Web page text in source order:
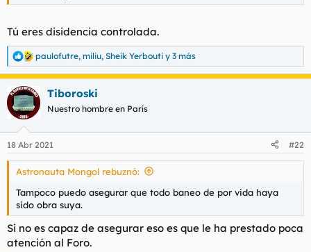
Tú eres disidencia controlada.
R
e
a
c
c
i
e
s
paulofutre, miliu, Sheik Yerbouti y 3 más
Tiboroski
Nuestro hombre en París
18 Abr 2021 #22
Astronauta Mongol rebuznó:
Tampoco puedo asegurar que todo baneo de por vida haya
sido obra suya.
Si no es capaz de asegurar eso es que le ha prestado poca
atención al Foro.